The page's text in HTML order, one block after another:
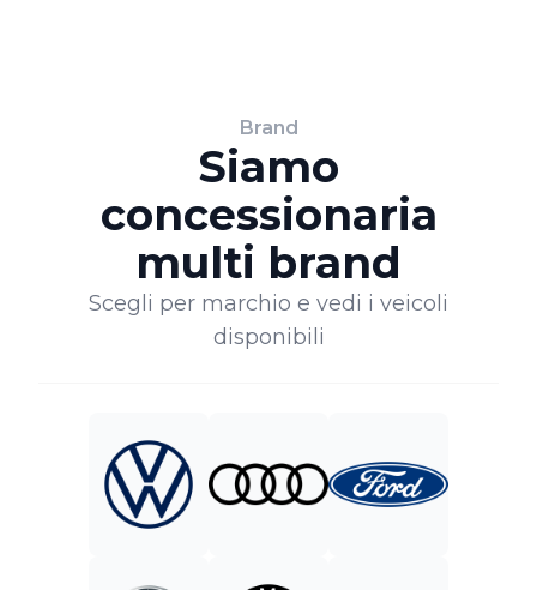
Brand
Siamo
concessionaria
multi brand
Scegli per marchio e vedi i veicoli
disponibili